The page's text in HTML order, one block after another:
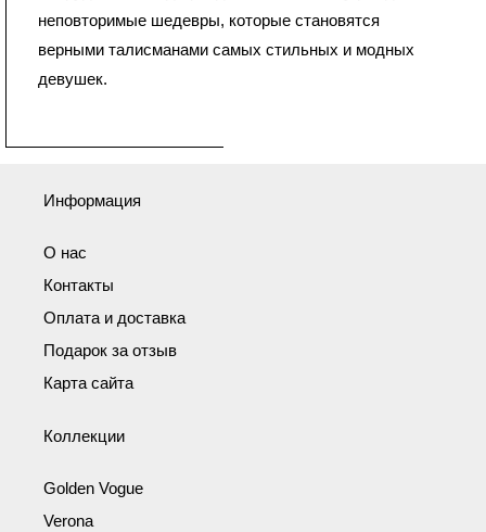
неповторимые шедевры, которые становятся
верными талисманами самых стильных и модных
девушек.
Информация
О нас
Контакты
Оплата и доставка
Подарок за отзыв
Карта сайта
Коллекции
Golden Vogue
Verona